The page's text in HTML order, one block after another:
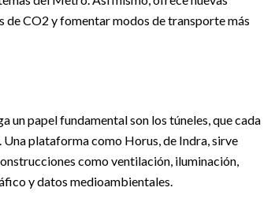
de CO2 y fomentar modos de transporte más
papel fundamental son los túneles, que cada
plataforma como Horus, de Indra, sirve
como ventilación, iluminación,
y datos medioambientales.